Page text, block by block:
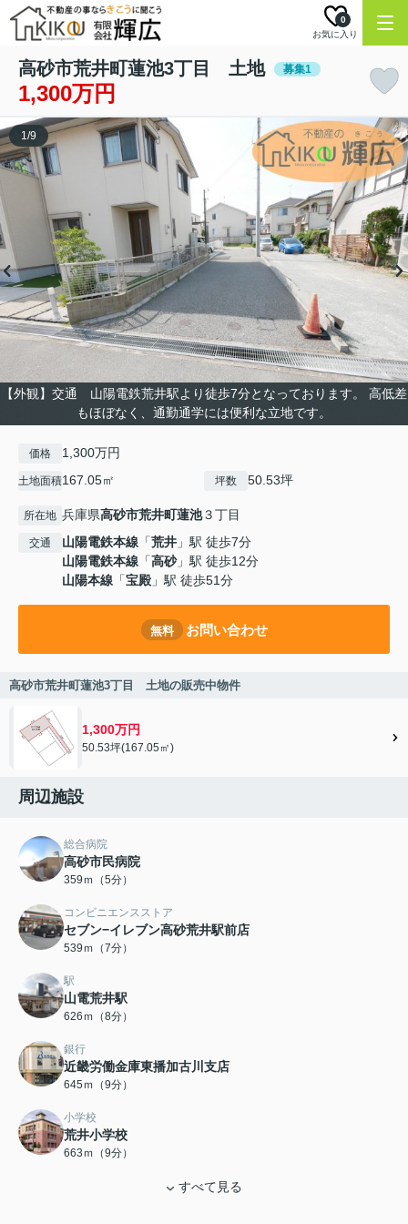
お気に入り
0
高砂市荒井町蓮池3丁目 土地 募集1
1,300万円
【外観】交通 山陽電鉄荒井駅より徒歩7分となっております。 高低差
もほぼなく、通勤通学には便利な立地です。
1/9
価格 1,300万円
土地面積167.05㎡ 坪数 50.53坪
所在地 兵庫県高砂市荒井町蓮池３丁目
交通 山陽電鉄本線 「荒井 」駅 徒歩7分
山陽電鉄本線 「高砂」駅 徒歩12分
山陽本線 「宝殿 」駅 徒歩51分
無料 お問い合わせ
高砂市荒井町蓮池3丁目 土地の販売中物件
1,300万円
50.53坪(167.05㎡)
周辺施設
総合病院
高砂市民病院
359ｍ（5分）
コンビニエンスストア
セブン−イレブン高砂荒井駅前店
539ｍ（7分）
駅
山電荒井駅
626ｍ（8分）
銀行
近畿労働金庫東播加古川支店
645ｍ（9分）
小学校
荒井小学校
663ｍ（9分）
すべて見る